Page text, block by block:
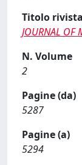
Titolo rivista
JOURNAL OF
N. Volume
2
Pagine (da)
5287
Pagine (a)
5294